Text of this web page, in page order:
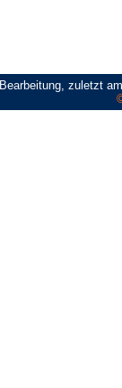
Bearbeitung, zuletzt